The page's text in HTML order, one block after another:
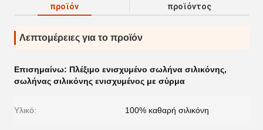
προϊόν
προϊόντος
Λεπτομέρειες για το προϊόν
Επισημαίνω: Πλέξιμο ενισχυμένο σωλήνα σιλικόνης,
σωλήνας σιλικόνης ενισχυμένος με σύρμα
Υλικό: 100% καθαρή σιλικόνη